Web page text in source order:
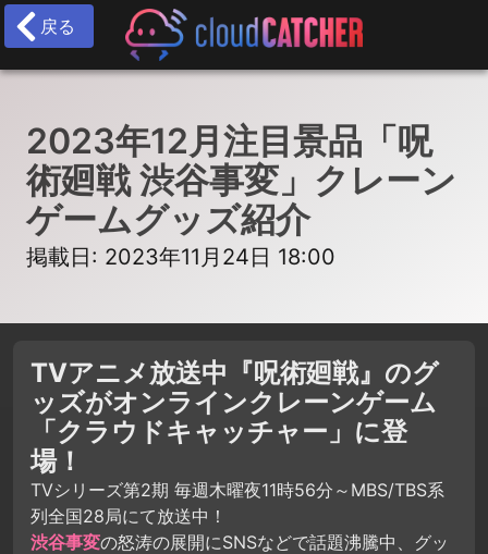
戻る
2023年12月注目景品「呪
術廻戦 渋谷事変」クレーン
ゲームグッズ紹介
掲載日: 2023年11月24日 18:00
TVアニメ放送中『呪術廻戦』のグ
ッズがオンラインクレーンゲーム
「クラウドキャッチャー」に登
場！
TVシリーズ第2期 毎週木曜夜11時56分～MBS/TBS系
列全国28局にて放送中！
渋谷事変の怒涛の展開にSNSなどで話題沸騰中、グッ